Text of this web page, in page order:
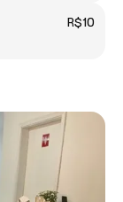
R$10